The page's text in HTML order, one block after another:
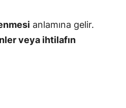
anlamına gelir.
veya ihtilafın